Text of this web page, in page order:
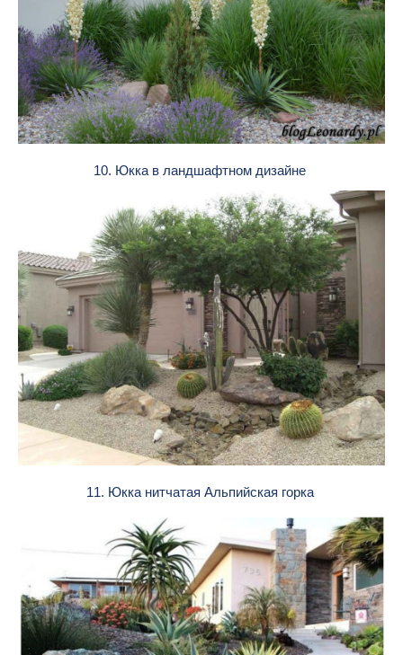
10. Юкка в ландшафтном дизайне
11. Юкка нитчатая Альпийская горка